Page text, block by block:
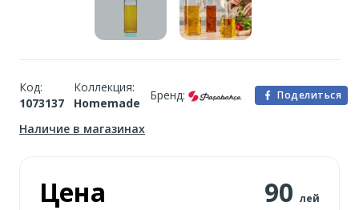
Код:
1073137
Коллекция:
Homemade
Бренд: Поделиться
Наличие в магазинах
Цена 90 лей